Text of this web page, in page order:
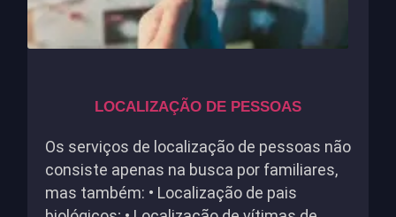
LOCALIZAÇÃO DE PESSOAS
Os serviços de localização de pessoas não
consiste apenas na busca por familiares,
mas também: • Localização de pais